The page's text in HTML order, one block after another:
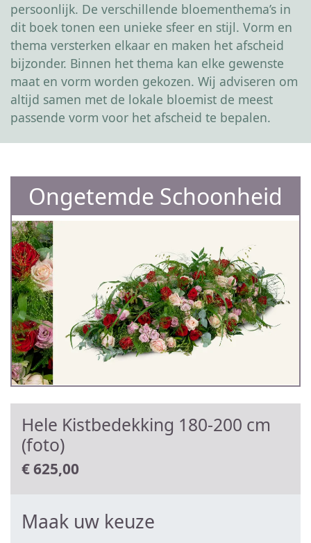
persoonlijk. De verschillende bloementhema’s in
dit boek tonen een unieke sfeer en stijl. Vorm en
thema versterken elkaar en maken het afscheid
bijzonder. Binnen het thema kan elke gewenste
maat en vorm worden gekozen. Wij adviseren om
altijd samen met de lokale bloemist de meest
passende vorm voor het afscheid te bepalen.
Ongetemde Schoonheid
Hele Kistbedekking 180-200 cm
(foto)
€625,00
Maak uw keuze